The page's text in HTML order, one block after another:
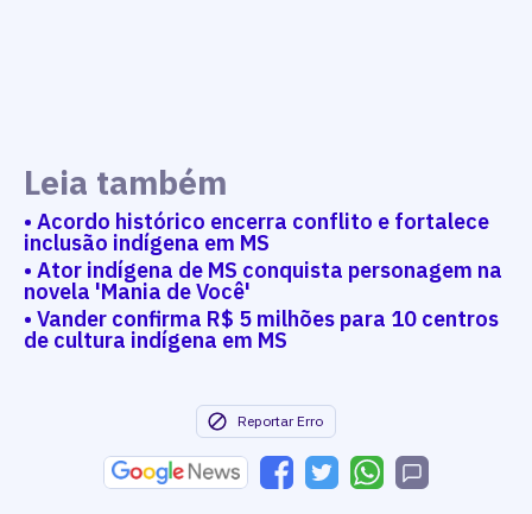
Leia também
• Acordo histórico encerra conflito e fortalece
inclusão indígena em MS
• Ator indígena de MS conquista personagem na
novela 'Mania de Você'
• Vander confirma R$ 5 milhões para 10 centros
de cultura indígena em MS
Reportar Erro